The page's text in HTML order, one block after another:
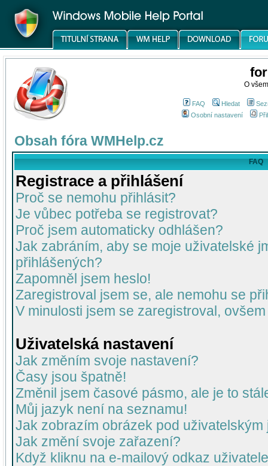
O
FAQ Hledat
Osobní nastavení
Obsah fóra WMHelp.cz
FAQ
Registrace a přihlášení
Proč se nemohu přihlásit?
Je vůbec potřeba se registrovat?
Proč jsem automaticky odhlášen?
Jak zabráním, aby se moje uživatelské
přihlášených?
Zapomněl jsem heslo!
Zaregistroval jsem se, ale nemohu se
V minulosti jsem se zaregistroval,
Uživatelská nastavení
Jak změním svoje nastavení?
Časy jsou špatně!
Změnil jsem časové pásmo, ale je to
Můj jazyk není na seznamu!
Jak zobrazím obrázek pod uživatelským
Jak změní svoje zařazení?
Když kliknu na e-mailový odkaz